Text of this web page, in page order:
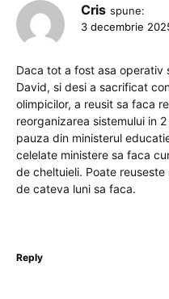
Cris spune:
3 decembrie
Daca tot a fost asa operativ
David, si desi a sacrificat
olimpicilor, a reusit sa faca
reorganizarea sistemului in
pauza din ministerul
celelate ministere sa faca
de cheltuieli. Poate
de cateva luni sa faca.
Reply